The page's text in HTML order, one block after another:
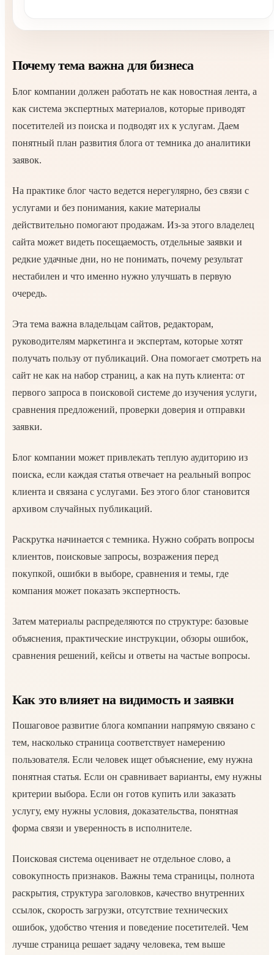
Почему тема важна для бизнеса
Блог компании должен работать не как новостная лента, а
как система экспертных материалов, которые приводят
посетителей из поиска и подводят их к услугам. Даем
понятный план развития блога от темника до аналитики
заявок.
На практике блог часто ведется нерегулярно, без связи с
услугами и без понимания, какие материалы
действительно помогают продажам. Из-за этого владелец
сайта может видеть посещаемость, отдельные заявки и
редкие удачные дни, но не понимать, почему результат
нестабилен и что именно нужно улучшать в первую
очередь.
Эта тема важна владельцам сайтов, редакторам,
руководителям маркетинга и экспертам, которые хотят
получать пользу от публикаций. Она помогает смотреть на
сайт не как на набор страниц, а как на путь клиента: от
первого запроса в поисковой системе до изучения услуги,
сравнения предложений, проверки доверия и отправки
заявки.
Блог компании может привлекать теплую аудиторию из
поиска, если каждая статья отвечает на реальный вопрос
клиента и связана с услугами. Без этого блог становится
архивом случайных публикаций.
Раскрутка начинается с темника. Нужно собрать вопросы
клиентов, поисковые запросы, возражения перед
покупкой, ошибки в выборе, сравнения и темы, где
компания может показать экспертность.
Затем материалы распределяются по структуре: базовые
объяснения, практические инструкции, обзоры ошибок,
сравнения решений, кейсы и ответы на частые вопросы.
Как это влияет на видимость и заявки
Пошаговое развитие блога компании напрямую связано с
тем, насколько страница соответствует намерению
пользователя. Если человек ищет объяснение, ему нужна
понятная статья. Если он сравнивает варианты, ему нужны
критерии выбора. Если он готов купить или заказать
услугу, ему нужны условия, доказательства, понятная
форма связи и уверенность в исполнителе.
Поисковая система оценивает не отдельное слово, а
совокупность признаков. Важны тема страницы, полнота
раскрытия, структура заголовков, качество внутренних
ссылок, скорость загрузки, отсутствие технических
ошибок, удобство чтения и поведение посетителей. Чем
лучше страница решает задачу человека, тем выше